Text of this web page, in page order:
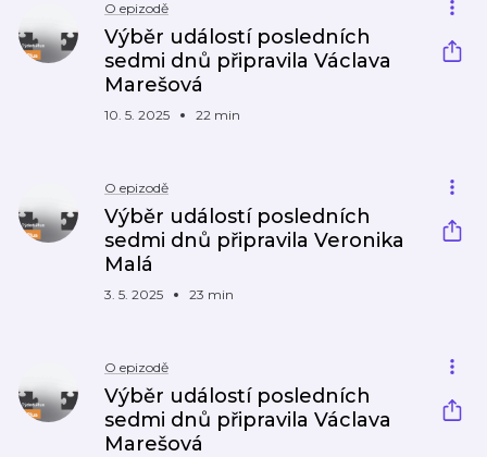
O epizodě
Výběr událostí posledních
sedmi dnů připravila Václava
Marešová
10. 5. 2025 22 min
O epizodě
Výběr událostí posledních
sedmi dnů připravila Veronika
Malá
3. 5. 2025 23 min
O epizodě
Výběr událostí posledních
sedmi dnů připravila Václava
Marešová